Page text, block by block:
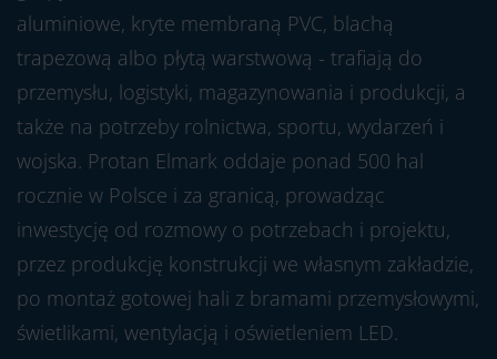
aluminiowe, kryte membraną PVC, blachą
trapezową albo płytą warstwową - trafiają do
przemysłu, logistyki, magazynowania i produkcji, a
także na potrzeby rolnictwa, sportu, wydarzeń i
wojska. Protan Elmark oddaje ponad 500 hal
rocznie w Polsce i za granicą, prowadząc
inwestycję od rozmowy o potrzebach i projektu,
przez produkcję konstrukcji we własnym zakładzie,
po montaż gotowej hali z bramami przemysłowymi,
świetlikami, wentylacją i oświetleniem LED.